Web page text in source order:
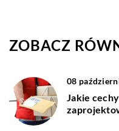
ZOBACZ
08
Jakie